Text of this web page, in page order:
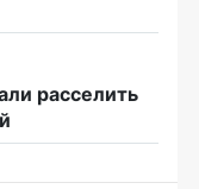
расселить